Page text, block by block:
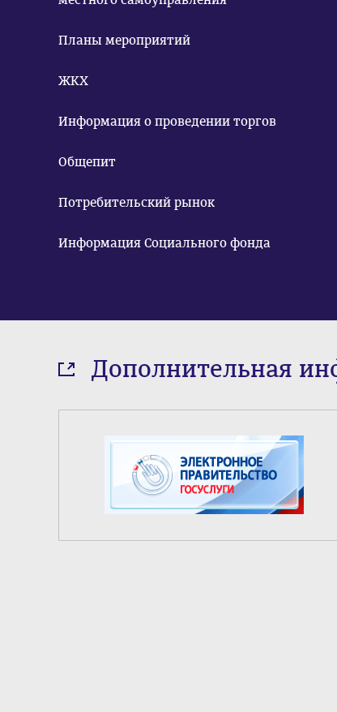
Планы мероприятий
ЖКХ
Информация о проведении торгов
Общепит
Потребительский рынок
Информация Социального фонда
Дополнительная